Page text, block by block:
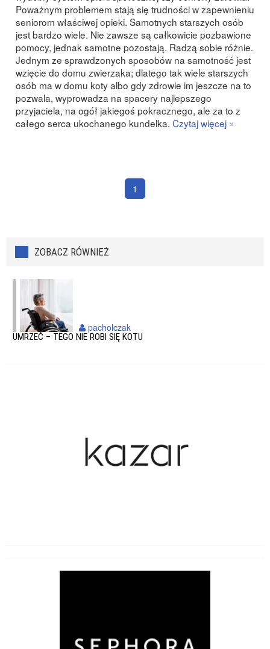
Poważnym problemem stają się trudności w zapewnieniu
seniorom właściwej opieki. Samotnych starszych osób
jest bardzo wiele. Nie zawsze są całkowicie pozbawione
pomocy, jednak samotne pozostają. Radzą sobie różnie.
Jednym ze sprawdzonych sposobów na samotność jest
wzięcie do domu zwierzaka; dlatego tak wiele starszych
osób ma w domu koty albo gdy zdrowie im jeszcze na to
pozwala, wyprowadza na spacery najlepszego
przyjaciela, na ogół jakiegoś pokracznego, ale za to z
całego serca ukochanego kundelka. Czytaj więcej »
1
ZOBACZ RÓWNIEŻ
UMRZEĆ – TEGO NIE ROBI SIĘ KOTU
pacholczak